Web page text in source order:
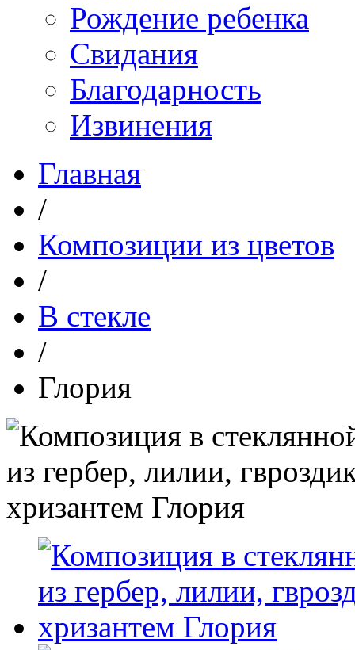
Рождение ребенка
Свидания
Благодарность
Извинения
Главная
/
Композиции из цветов
/
В стекле
/
Глория